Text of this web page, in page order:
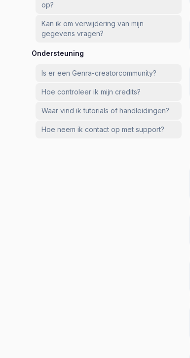
op?
Kan ik om verwijdering van mijn
gegevens vragen?
Ondersteuning
Is er een Genra-creatorcommunity?
Hoe controleer ik mijn credits?
Waar vind ik tutorials of handleidingen?
Hoe neem ik contact op met support?